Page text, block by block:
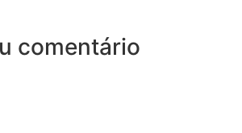
comentário